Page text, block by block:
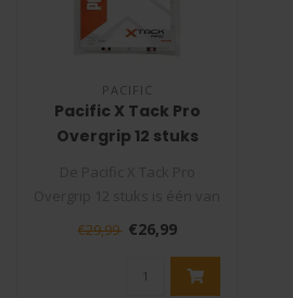
PACIFIC
Pacific X Tack Pro
Overgrip 12 stuks
de best en meest verkochte
€29,99 €26,99